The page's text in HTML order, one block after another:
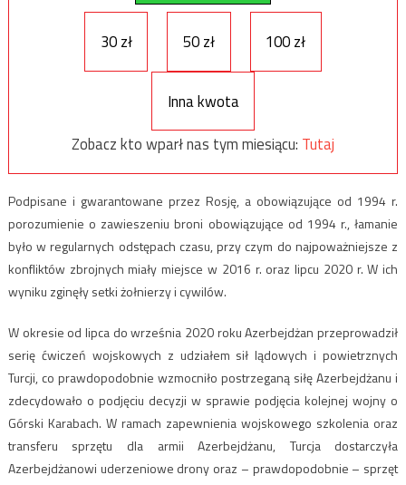
30 zł 50 zł 100 zł
Inna kwota
Zobacz kto wparł nas tym miesiącu: Tutaj
Podpisane i gwarantowane przez Rosję, a obowiązujące od 1994 r.
porozumienie o zawieszeniu broni obowiązujące od 1994 r., łamanie
było w regularnych odstępach czasu, przy czym do najpoważniejsze z
konfliktów zbrojnych miały miejsce w 2016 r. oraz lipcu 2020 r. W ich
wyniku zginęły setki żołnierzy i cywilów.
W okresie od lipca do września 2020 roku Azerbejdżan przeprowadził
serię ćwiczeń wojskowych z udziałem sił lądowych i powietrznych
Turcji, co prawdopodobnie wzmocniło postrzeganą siłę Azerbejdżanu i
zdecydowało o podjęciu decyzji w sprawie podjęcia kolejnej wojny o
Górski Karabach. W ramach zapewnienia wojskowego szkolenia oraz
transferu sprzętu dla armii Azerbejdżanu, Turcja dostarczyła
Azerbejdżanowi uderzeniowe drony oraz – prawdopodobnie – sprzęt